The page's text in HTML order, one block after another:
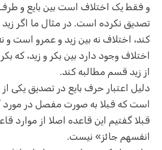
و فقط یک اختلاف است بین بایع و طرف
تصدیق نکرده است. در مثال ما اگر زید
کند، اختلاف نه بین زید و عمرو است و
اختلاف وجود دارد بین بکر و زید، که
از زید قسم مطالبه کند.
دلیل اعتبار حرف بایع در تصدیق یکی
است که قبلا به صورت مفصل در
قبلا گفتیم این قاعده اصلا از موارد
انفسهم جائز» نیست.